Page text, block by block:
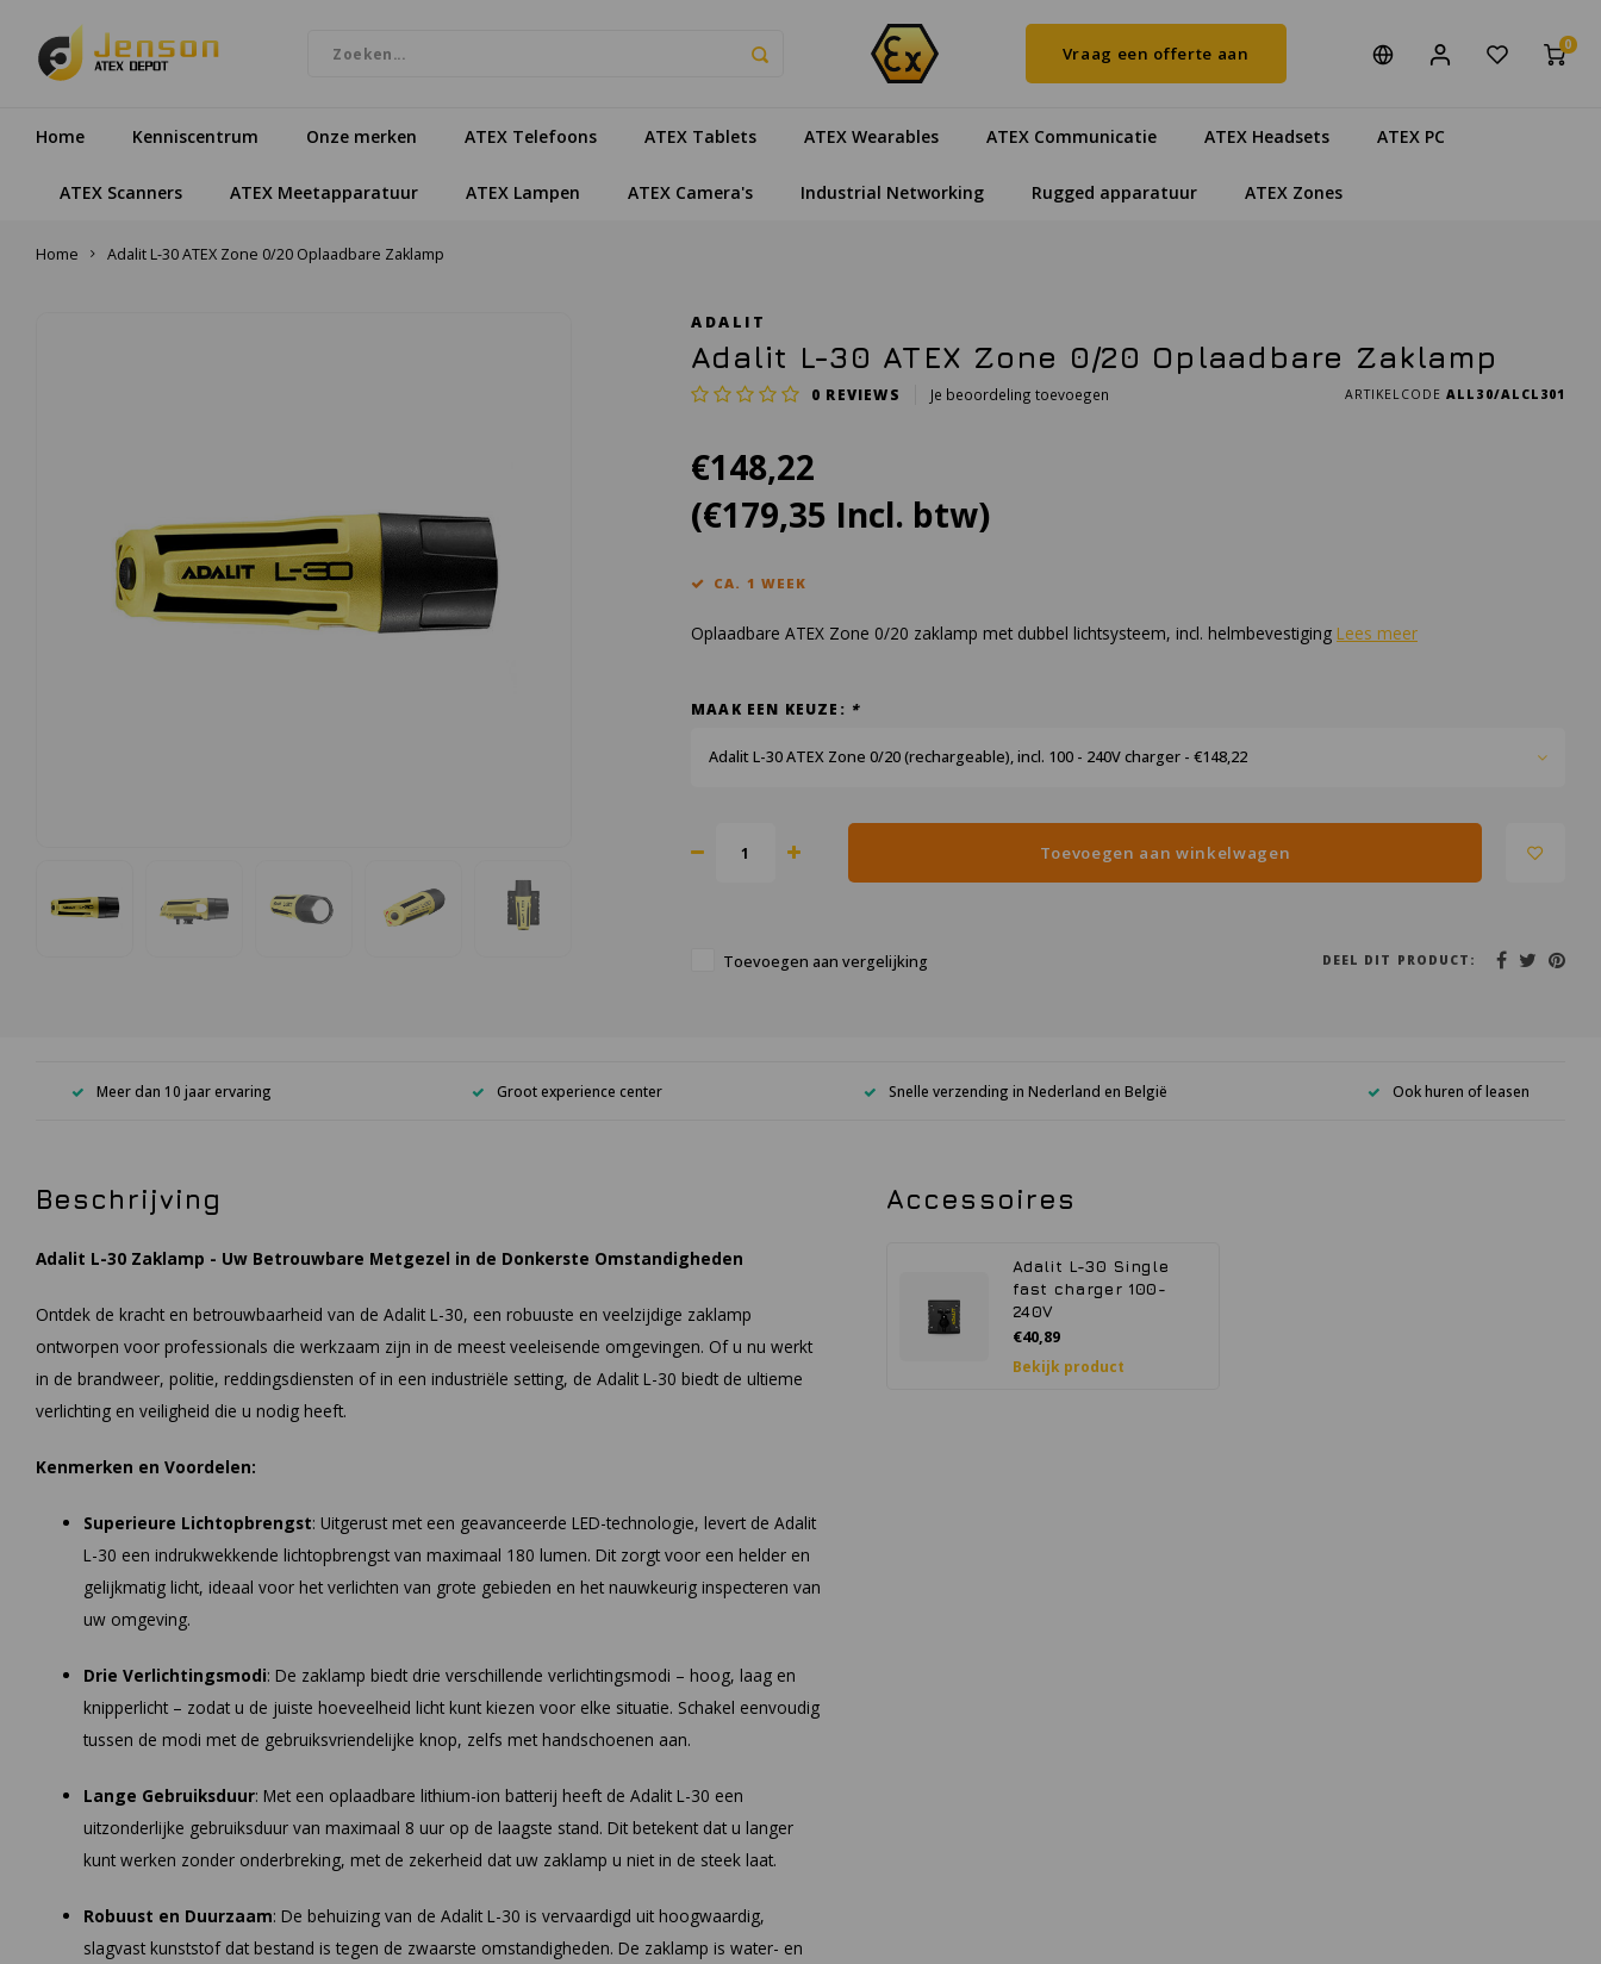
Vraag een offerte aan 0
Home Kenniscentrum Onze merken ATEX Telefoons ATEX Tablets ATEX Wearables ATEX Communicatie ATEX Headsets ATEX PC
ATEX Scanners ATEX Meetapparatuur ATEX Lampen ATEX Camera's Industrial Networking Rugged apparatuur ATEX Zones
Home Adalit L-30 ATEX Zone 0/20 Oplaadbare Zaklamp
ADALIT
Adalit L-30 ATEX Zone 0/20 Oplaadbare Zaklamp
0 REVIEWS Je beoordeling toevoegen ARTIKELCODE ALL30/ALCL301
€148,22
(€179,35 Incl. btw)
CA. 1 WEEK
Oplaadbare ATEX Zone 0/20 zaklamp met dubbel lichtsysteem, incl. helmbevestiging Lees meer
MAAK EEN KEUZE: *
Adalit L-30 ATEX Zone 0/20 (rechargeable), incl. 100 - 240V charger - €148,22
Toevoegen aan winkelwagen
Toevoegen aan vergelijking DEEL DIT PRODUCT:
Meer dan 10 jaar ervaring Groot experience center Snelle verzending in Nederland en België Ook huren of leasen
Beschrijving
Adalit L-30 Zaklamp - Uw Betrouwbare Metgezel in de Donkerste Omstandigheden
Ontdek de kracht en betrouwbaarheid van de Adalit L-30, een robuuste en veelzijdige zaklamp
ontworpen voor professionals die werkzaam zijn in de meest veeleisende omgevingen. Of u nu werkt
in de brandweer, politie, reddingsdiensten of in een industriële setting, de Adalit L-30 biedt de ultieme
verlichting en veiligheid die u nodig heeft.
Kenmerken en Voordelen:
Superieure Lichtopbrengst: Uitgerust met een geavanceerde LED-technologie, levert de Adalit
L-30 een indrukwekkende lichtopbrengst van maximaal 180 lumen. Dit zorgt voor een helder en
gelijkmatig licht, ideaal voor het verlichten van grote gebieden en het nauwkeurig inspecteren van
uw omgeving.
Drie Verlichtingsmodi: De zaklamp biedt drie verschillende verlichtingsmodi – hoog, laag en
knipperlicht – zodat u de juiste hoeveelheid licht kunt kiezen voor elke situatie. Schakel eenvoudig
tussen de modi met de gebruiksvriendelijke knop, zelfs met handschoenen aan.
Lange Gebruiksduur: Met een oplaadbare lithium-ion batterij heeft de Adalit L-30 een
uitzonderlijke gebruiksduur van maximaal 8 uur op de laagste stand. Dit betekent dat u langer
kunt werken zonder onderbreking, met de zekerheid dat uw zaklamp u niet in de steek laat.
Robuust en Duurzaam: De behuizing van de Adalit L-30 is vervaardigd uit hoogwaardig,
slagvast kunststof dat bestand is tegen de zwaarste omstandigheden. De zaklamp is water- en
Accessoires
Adalit L-30 Single
fast charger 100-
240V
€40,89
Bekijk product